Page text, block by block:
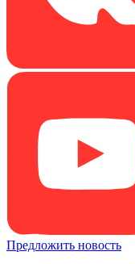
Предложить новость